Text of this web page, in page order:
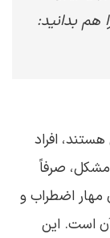
بدانید:
افراد
صرفاً
مهار اضطراب و
است. این